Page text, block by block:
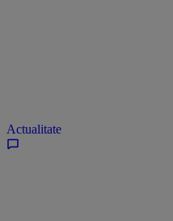
Actualitate